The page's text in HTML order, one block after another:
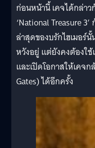
ก่อนหน้านี้ เคจได้กล่าว
‘National Treasure
ล่าสุดของบรักไฮเมอร์
หวังอยู่ แต่ยังคงต้องใช้
และเปิดโอกาสให้เคจ
Gates) ได้อีกครั้ง